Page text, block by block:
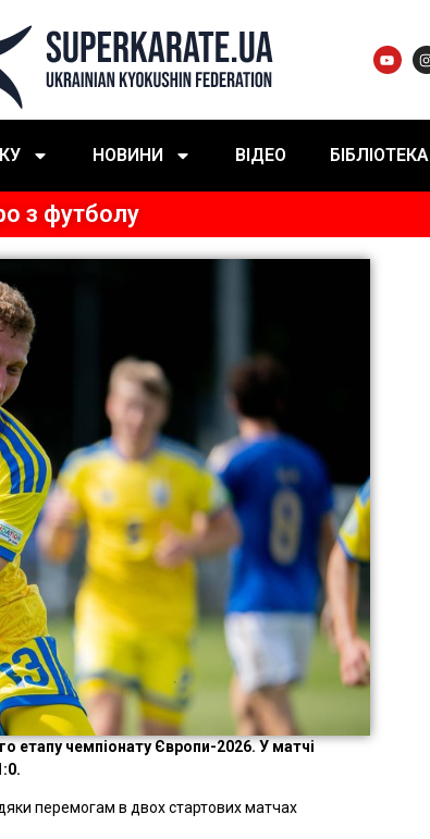
НОВИНИ ВІДЕО БІБЛІОТЕКА
з футболу
етапу чемпіонату Європи-2026. У матчі
перемогам в двох стартових матчах